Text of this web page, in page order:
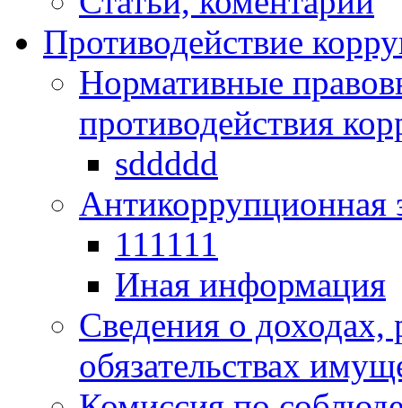
Противодействие
Нормативные
противодействия
sddddd
Антикоррупционная
111111
Иная информация
Сведения о доходах,
обязательствах